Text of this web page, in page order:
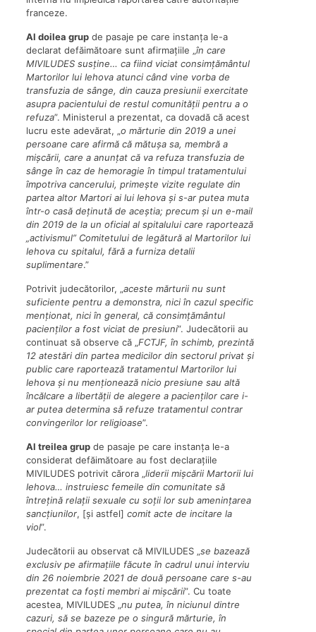
franceze.
Al doilea grupde pasaje pe care instanța le-a
declarat defăimătoare sunt afirmațiile „în care
MIVILUDES susține… ca fiind viciat consimțământul
Martorilor lui Iehova atunci când vine vorba de
transfuzia de sânge, din cauza presiunii exercitate
asupra pacientului de restul comunității pentru a o
refuza”. Ministerul a prezentat, ca dovadă că acest
lucru este adevărat, „o mărturie din 2019 a unei
persoane care afirmă că mătușa sa, membră a
mișcării, care a anunțat că va refuza transfuzia de
sânge în caz de hemoragie în timpul tratamentului
împotriva cancerului, primește vizite regulate din
partea altor Martori ai lui Iehova și s-ar putea muta
într-o casă deținută de aceștia; precum și un e-mail
din 2019 de la un oficial al spitalului care raportează
„activismul” Comitetului de legătură al Martorilor lui
Iehova cu spitalul, fără a furniza detalii
suplimentare.”
Potrivit judecătorilor, „aceste mărturii nu sunt
suficiente pentru a demonstra, nici în cazul specific
menționat, nici în general, că consimțământul
pacienților a fost viciat de presiuni”. Judecătorii au
continuat să observe că „FCTJF, în schimb, prezintă
12 atestări din partea medicilor din sectorul privat și
public care raportează tratamentul Martorilor lui
Iehova și nu menționează nicio presiune sau altă
încălcare a libertății de alegere a pacienților care i-
ar putea determina să refuze tratamentul contrar
convingerilor lor religioase”.
Al treilea grupde pasaje pe care instanța le-a
considerat defăimătoare au fost declarațiile
MIVILUDES potrivit cărora „liderii mișcării Martorii lui
Iehova… instruiesc femeile din comunitate să
întrețină relații sexuale cu soții lor sub amenințarea
sancțiunilor, [și astfel] comit acte de incitare la
viol”.
Judecătorii au observat că MIVILUDES „se bazează
exclusiv pe afirmațiile făcute în cadrul unui interviu
din 26 noiembrie 2021 de două persoane care s-au
prezentat ca foști membri ai mișcării”. Cu toate
acestea, MIVILUDES „nu putea, în niciunul dintre
cazuri, să se bazeze pe o singură mărturie, în